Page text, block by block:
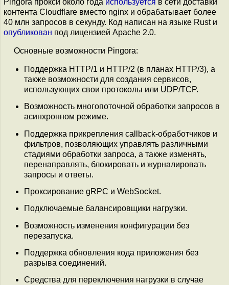
Pingora прокси около года используется в сети доставки
контента Cloudflare вместо nginx и обрабатывает более
40 млн запросов в секунду. Код написан на языке Rust и
опубликован под лицензией Apache 2.0.
Основные возможности Pingora:
Поддержка HTTP/1 и HTTP/2 (в планах HTTP/3), а
также возможности для создания сервисов,
использующих свои протоколы или UDP/TCP.
Возможность многопоточной обработки запросов в
асинхронном режиме.
Поддержка прикрепления callback-обработчиков и
фильтров, позволяющих управлять различными
стадиями обработки запроса, а также изменять,
перенаправлять, блокировать и журналировать
запросы и ответы.
Проксирование gRPC и WebSocket.
Подключаемые балансировщики нагрузки.
Возможность изменения конфигурации без
перезапуска.
Поддержка обновления кода приложения без
разрыва соединений.
Средства для переключения нагрузки в случае